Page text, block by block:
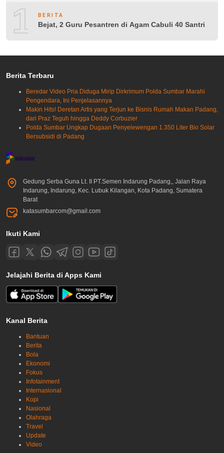
10BERITA
Bejat, 2 Guru Pesantren di Agam Cabuli 40 Santri
Berita Terbaru
Beredar Video Pria Diduga Mirip Dirkrimum Polda Sumbar Marahi
Pengendara, Ini Penjelasannya
Makin Hits! Deretan Artis yang Terjun ke Bisnis Rumah Makan Padang,
dari Praz Teguh hingga Deddy Corbuzier
Polda Sumbar Ungkap Dugaan Penyelewengan 1.350 Liter Bio Solar
Bersubsidi di Padang
Gedung Serba Guna Lt. II PT.Semen Indarung Padang,, Jalan Raya
Indarung, Indarung, Kec. Lubuk Kilangan, Kota Padang, Sumatera
Barat
katasumbarcom@gmail.com
Ikuti Kami
Jelajahi Berita di Apps Kami
Kanal Berita
Bantuan
Berita
Bola
Ekonomi
Fokus
Infotainment
Internasional
Kopi
Nasional
Olahraga
Travel
Update
Video